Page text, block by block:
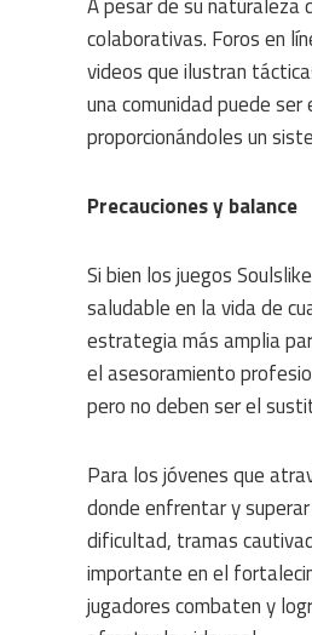
colaborativas. Foros en
videos que ilustran
una comunidad puede
proporcionándoles un
Precauciones y balance
Si bien los juegos
saludable en la vida de
estrategia más amplia
el asesoramiento
pero no deben ser el
Para los jóvenes que
donde enfrentar y
dificultad, tramas
importante en el
jugadores combaten y